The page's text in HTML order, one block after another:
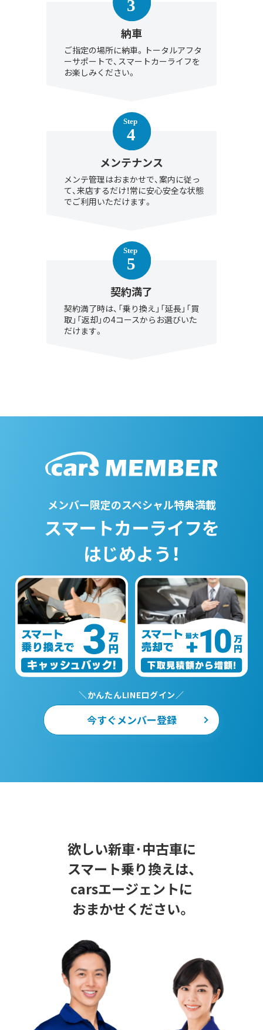
納車
ご指定の場所に納車。トータルアフタ
ーサポートで、スマートカーライフを
お楽しみください。
メンテナンス
メンテ管理はおまかせで、案内に従っ
て、来店するだけ！常に安心安全な状態
でご利用いただけます。
契約満了
契約満了時は、「乗り換え」「延長」「買
取」「返却」の4コースからお選びいた
だけます。
メンバー限定のスペシャル特典満載
スマートカーライフを
はじめよう！
＼かんたんLINEログイン／
今すぐメンバー登録
欲しい新車･中古車に
スマート乗り換えは、
carsエージェントに
おまかせください。